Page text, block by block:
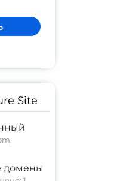
Site
домены